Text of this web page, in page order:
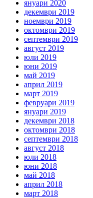
януари 2020
декември 2019
ноември 2019
октомври 2019
септември 2019
август 2019
юли 2019
юни 2019
май 2019
април 2019
март 2019
февруари 2019
януари 2019
декември 2018
октомври 2018
септември 2018
август 2018
юли 2018
юни 2018
май 2018
април 2018
март 2018